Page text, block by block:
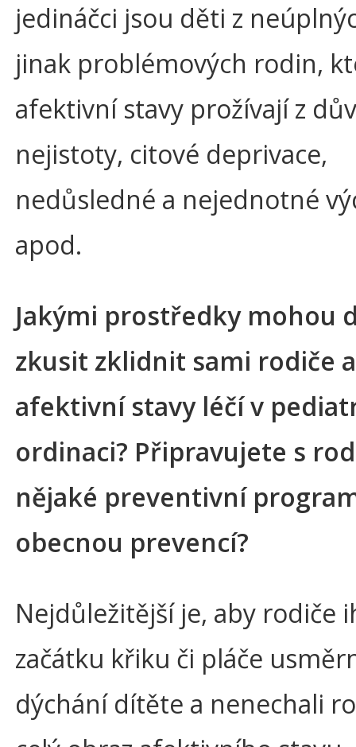
jedináčci jsou děti z
jinak problémových rodin,
afektivní stavy prožívají z
nejistoty, citové deprivace,
nedůsledné a nejednotné
apod.
Jakými prostředky mohou
zkusit zklidnit sami rodiče
afektivní stavy léčí v
ordinaci? Připravujete s
nějaké preventivní
obecnou prevencí?
Nejdůležitější je, aby rodiče
začátku křiku či pláče
dýchání dítěte a nenechali